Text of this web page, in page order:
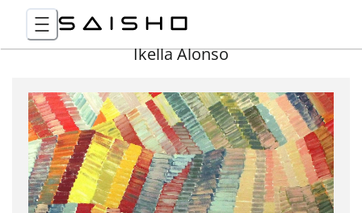
Ikella Alonso